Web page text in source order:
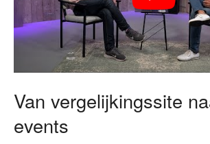
Van vergelijkingssite
events